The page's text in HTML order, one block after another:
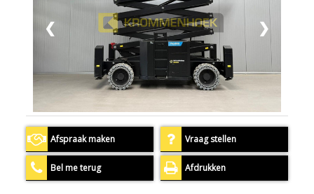
❮ ❯
Afspraak maken Vraag stellen
Bel me terug Afdrukken